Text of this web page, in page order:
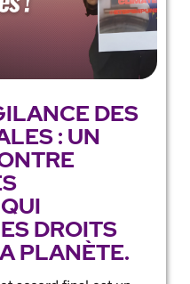
DES
: UN
DROITS
PLANÈTE.